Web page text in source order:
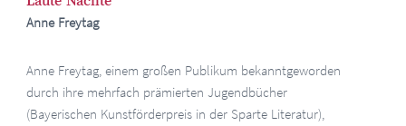
Anne Freytag
Anne Freytag, einem großen Publikum bekanntgeworden
durch ihre mehrfach prämierten Jugendbücher
(Bayerischen Kunstförderpreis in der Sparte Literatur),